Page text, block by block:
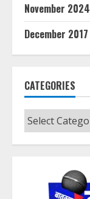
November 2024
December 2017
CATEGORIES
Categories